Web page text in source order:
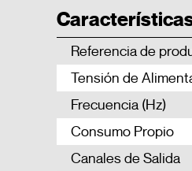
Referencia de
Tensión de
Frecuencia (Hz)
Consumo Propio
Canales de Salida